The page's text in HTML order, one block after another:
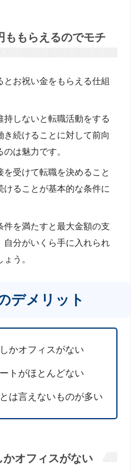
ももらえるのでモチ
お祝い金をもらえる仕組
しないと転職活動をする
続けることに対して前向
は魅力です。
受けて転職を決めること
けることが基本的な条件に
件を満たすと最大金額の支
自分がいくら手に入れられ
う。
デメリット
かオフィスがない
トがほとんどない
は言えないものが多い
オフィスがない